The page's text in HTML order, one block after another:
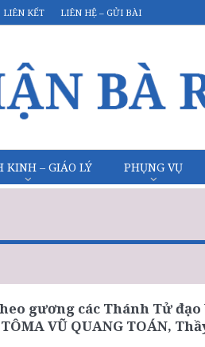
LIÊN KẾT LIÊN HỆ – GỬI BÀI
KINH – GIÁO LÝ PHỤNG VỤ
gương các Thánh Tử đạo
VŨ QUANG TOÁN,